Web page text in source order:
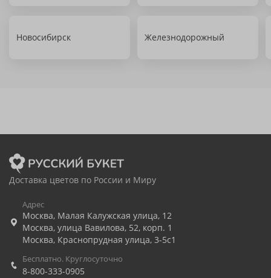
Новосибирск Железнодорожный
Доставка цветов по России и Миру
Адрес
Москва, Малая Калужская улица, 12
Москва, улица Вавилова, 52, корп. 1
Москва, Краснопрудная улица, 3-5с1
Бесплатно. Круглосуточно
8-800-333-0905